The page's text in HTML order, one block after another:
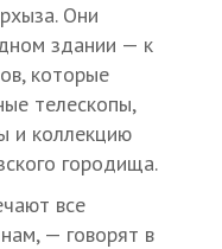
Они
здании — к
которые
телескопы,
и коллекцию
городища.
все
— говорят в